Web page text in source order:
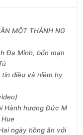
MỘT THÀNH NG
Đa Minh, bổn mạn
điều và niềm hy
Hành hương Đức M
ngày hồng ân với